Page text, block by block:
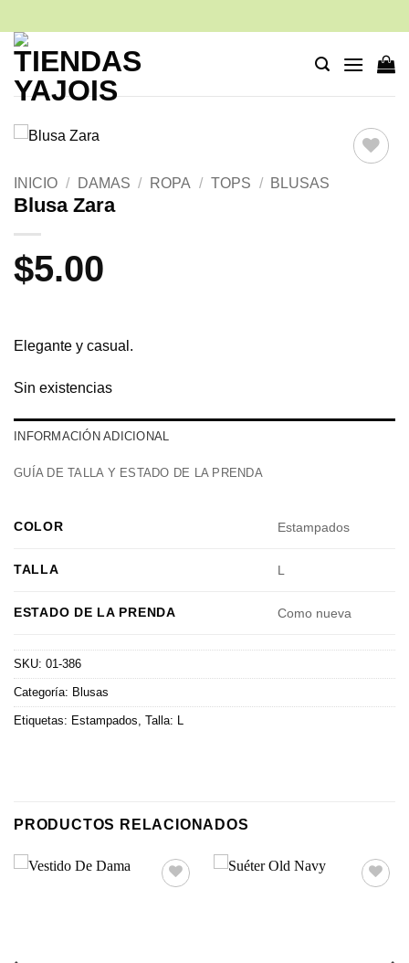
al
contenido
INICIO / DAMAS / ROPA / TOPS / BLUSAS
Blusa Zara
$5.00
Elegante y casual.
Sin existencias
INFORMACIÓN ADICIONAL
GUÍA DE TALLA Y ESTADO DE LA PRENDA
COLOR Estampados
TALLA L
ESTADO DE LA PRENDA Como nueva
SKU: 01-386
Categoría: Blusas
Etiquetas: Estampados Talla: L
PRODUCTOS RELACIONADOS